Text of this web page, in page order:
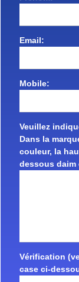
Email:
Mobile:
Veuillez
Dans la
couleur, la
dessous daim
Vérification
case ci-